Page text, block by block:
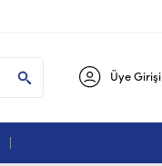
Üye Girişi